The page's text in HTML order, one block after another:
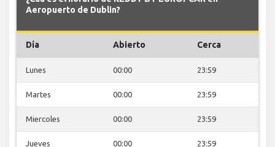
Aeropuerto de Dublin?
Día Abierto Cerca
Lunes 00:00 23:59
Martes 00:00 23:59
Miercoles 00:00 23:59
Jueves 00:00 23:59